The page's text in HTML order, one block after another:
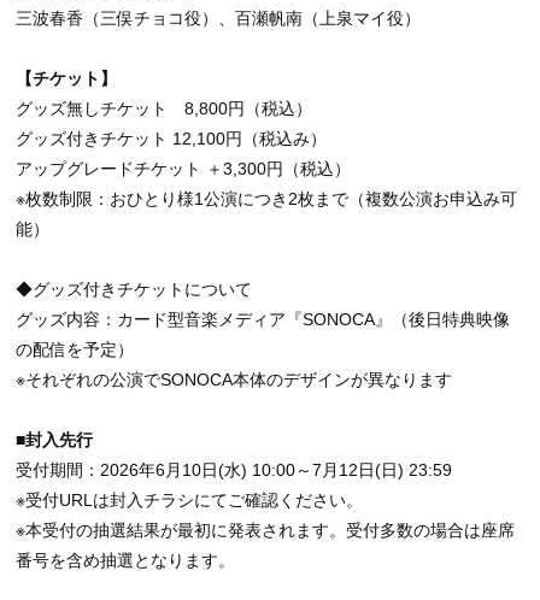
三波春香（三俣チョコ役）、百瀬帆南（上泉マイ役）
【チケット】
グッズ無しチケット 8,800円（税込）
グッズ付きチケット 12,100円（税込み）
アップグレードチケット ＋3,300円（税込）
※枚数制限：おひとり様1公演につき2枚まで（複数公演お申込み可
能）
◆グッズ付きチケットについて
グッズ内容：カード型音楽メディア『SONOCA』（後日特典映像
の配信を予定）
※それぞれの公演でSONOCA本体のデザインが異なります
■封入先行
受付期間：2026年6月10日(水) 10:00～7月12日(日) 23:59
※受付URLは封入チラシにてご確認ください。
※本受付の抽選結果が最初に発表されます。受付多数の場合は座席
番号を含め抽選となります。